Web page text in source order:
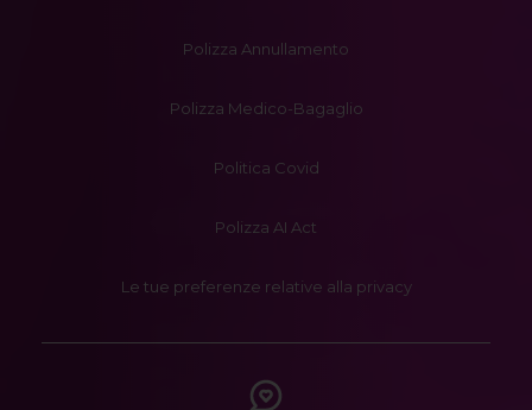
Polizza Annullamento
Polizza Medico-Bagaglio
Politica Covid
Polizza AI Act
Le tue preferenze relative alla privacy